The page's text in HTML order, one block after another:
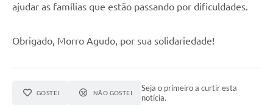
ajudar as famílias que estão passando por dificuldades.
Obrigado, Morro Agudo, por sua solidariedade!
GOSTEI NÃO GOSTEI
Seja o primeiro a curtir esta
notícia.